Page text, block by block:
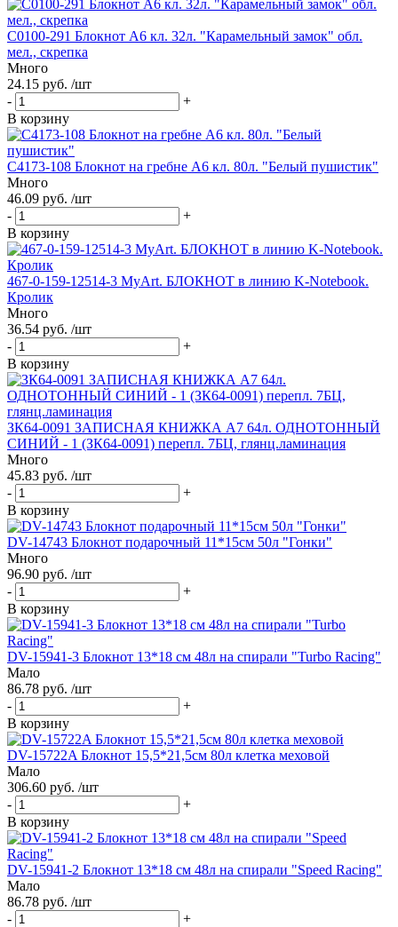
С0100-291 Блокнот А6 кл. 32л. "Карамельный замок" обл.
мел., скрепка
Много
24.15 руб. /шт
-
+
В корзину
С4173-108 Блокнот на гребне А6 кл. 80л. "Белый пушистик"
Много
46.09 руб. /шт
-
+
В корзину
467-0-159-12514-3 MyArt. БЛОКНОТ в линию K-Notebook.
Кролик
Много
36.54 руб. /шт
-
+
В корзину
ЗК64-0091 ЗАПИСНАЯ КНИЖКА А7 64л. ОДНОТОННЫЙ
СИНИЙ - 1 (ЗК64-0091) перепл. 7БЦ, глянц.ламинация
Много
45.83 руб. /шт
-
+
В корзину
DV-14743 Блокнот подарочный 11*15см 50л "Гонки"
Много
96.90 руб. /шт
-
+
В корзину
DV-15941-3 Блокнот 13*18 см 48л на спирали "Turbo Racing"
Мало
86.78 руб. /шт
-
+
В корзину
DV-15722A Блокнот 15,5*21,5см 80л клетка меховой
Мало
306.60 руб. /шт
-
+
В корзину
DV-15941-2 Блокнот 13*18 см 48л на спирали "Speed Racing"
Мало
86.78 руб. /шт
-
+